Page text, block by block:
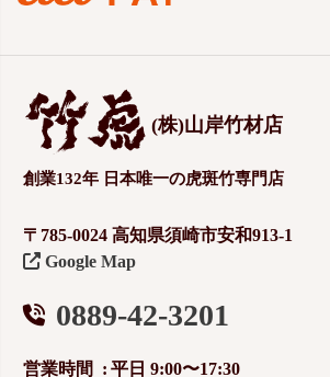
(株)山岸竹材店
創業132年 日本唯一の虎斑竹専門店
〒785-0024 高知県須崎市安和913-1
Google Map
0889-42-3201
営業時間 平日 9:00〜17:30